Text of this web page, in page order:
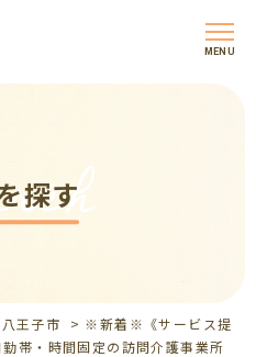
MENU
探す
八王子市 > ※新着※《サービス提
帯・時間固定の訪問介護事業所